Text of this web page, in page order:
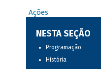
Ações
NESTA SEÇÃO
Programação
História